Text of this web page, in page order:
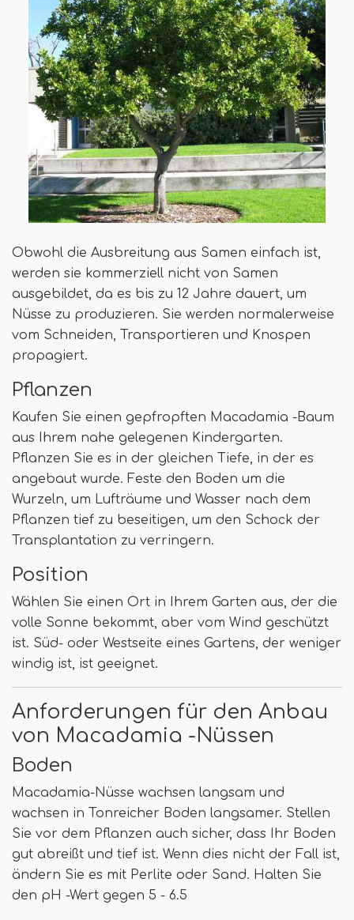
Obwohl die Ausbreitung aus Samen einfach ist,
werden sie kommerziell nicht von Samen
ausgebildet, da es bis zu 12 Jahre dauert, um
Nüsse zu produzieren. Sie werden normalerweise
vom Schneiden, Transportieren und Knospen
propagiert.
Pflanzen
Kaufen Sie einen gepfropften Macadamia -Baum
aus Ihrem nahe gelegenen Kindergarten.
Pflanzen Sie es in der gleichen Tiefe, in der es
angebaut wurde. Feste den Boden um die
Wurzeln, um Lufträume und Wasser nach dem
Pflanzen tief zu beseitigen, um den Schock der
Transplantation zu verringern.
Position
Wählen Sie einen Ort in Ihrem Garten aus, der die
volle Sonne bekommt, aber vom Wind geschützt
ist. Süd- oder Westseite eines Gartens, der weniger
windig ist, ist geeignet.
Anforderungen für den Anbau
von Macadamia -Nüssen
Boden
Macadamia-Nüsse wachsen langsam und
wachsen in Tonreicher Boden langsamer. Stellen
Sie vor dem Pflanzen auch sicher, dass Ihr Boden
gut abreißt und tief ist. Wenn dies nicht der Fall ist,
ändern Sie es mit Perlite oder Sand. Halten Sie
den pH -Wert gegen 5 - 6.5